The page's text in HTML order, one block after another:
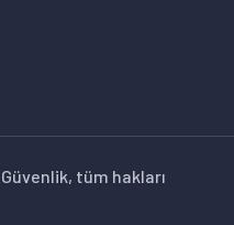
tüm hakları